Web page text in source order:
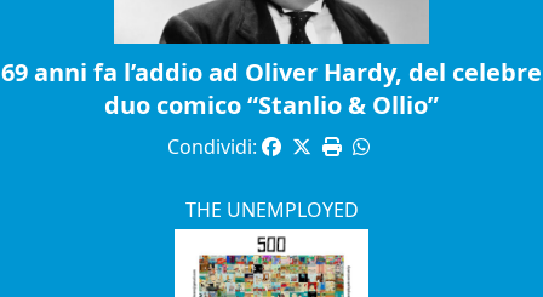
69 anni fa l’addio ad Oliver Hardy, del celebre
duo comico “Stanlio & Ollio”
Condividi:
THE UNEMPLOYED